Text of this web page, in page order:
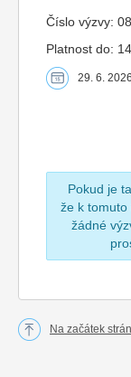
Číslo výzvy:
Platnost do:
29. 6. 2026
Pokud je
že k tomuto
žádné
Na začátek